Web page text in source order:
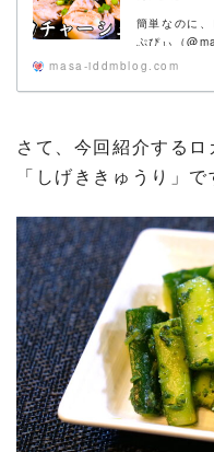
方
簡単なのに
ぷぴぃ（
masa-iddmblog.com
さて、今回紹介する
「しげききゅうり」で